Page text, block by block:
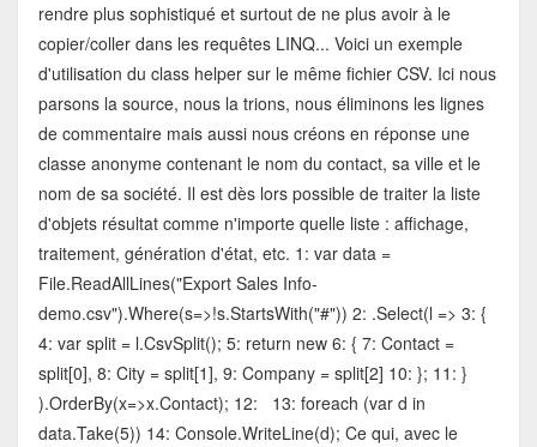
rendre plus sophistiqué et surtout de ne plus avoir à le
copier/coller dans les requêtes LINQ... Voici un exemple
d'utilisation du class helper sur le même fichier CSV. Ici nous
parsons la source, nous la trions, nous éliminons les lignes
de commentaire mais aussi nous créons en réponse une
classe anonyme contenant le nom du contact, sa ville et le
nom de sa société. Il est dès lors possible de traiter la liste
d'objets résultat comme n'importe quelle liste : affichage,
traitement, génération d'état, etc. 1: var data =
File.ReadAllLines("Export Sales Info-
demo.csv").Where(s=>!s.StartsWith("#")) 2: .Select(l => 3: {
4: var split = l.CsvSplit(); 5: return new 6: { 7: Contact =
split[0], 8: City = split[1], 9: Company = split[2] 10: }; 11: }
).OrderBy(x=>x.Contact); 12: 13: foreach (var d in
data.Take(5)) 14: Console.WriteLine(d); Ce qui, avec le